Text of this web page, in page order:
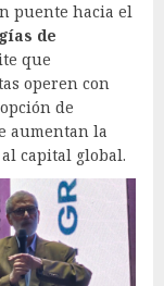
puente hacia el
de
que
operen con
de
aumentan la
capital global.